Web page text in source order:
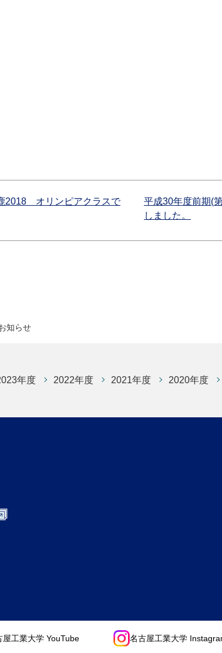
2018 オリンピアクラスで
平成30年度前期(
しました。
知らせ
年度 2022年度 2021年度 2020年度
屋工業大学 YouTube 名古屋工業大学